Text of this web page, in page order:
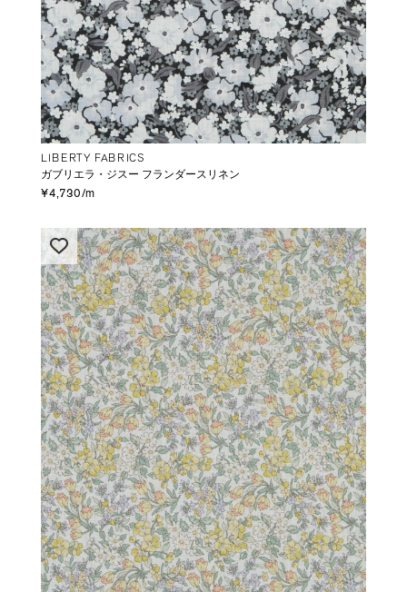
LIBERTY FABRICS
ガブリエラ・ジスー フランダースリネン
¥4,730/m